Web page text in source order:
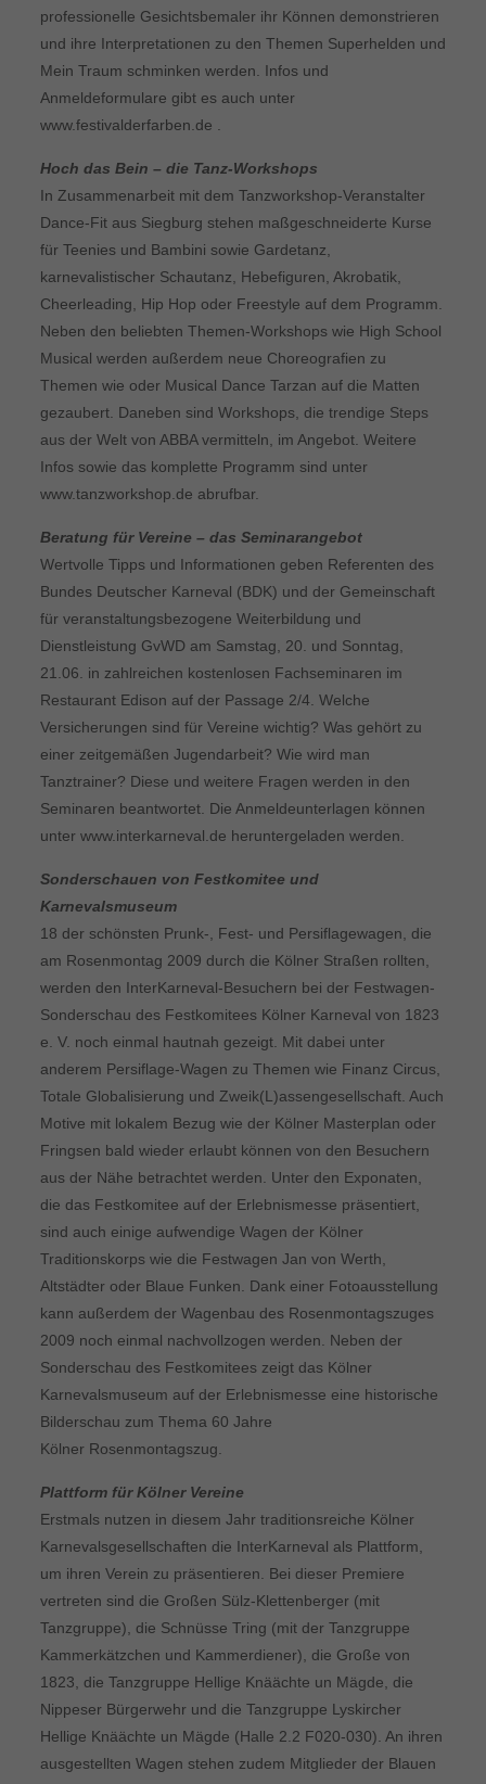
professionelle Gesichtsbemaler ihr Können demonstrieren
und ihre Interpretationen zu den Themen Superhelden und
Mein Traum schminken werden. Infos und
Anmeldeformulare gibt es auch unter
www.festivalderfarben.de .
Hoch das Bein – die Tanz-Workshops
In Zusammenarbeit mit dem Tanzworkshop-Veranstalter
Dance-Fit aus Siegburg stehen maßgeschneiderte Kurse
für Teenies und Bambini sowie Gardetanz,
karnevalistischer Schautanz, Hebefiguren, Akrobatik,
Cheerleading, Hip Hop oder Freestyle auf dem Programm.
Neben den beliebten Themen-Workshops wie High School
Musical werden außerdem neue Choreografien zu
Themen wie oder Musical Dance Tarzan auf die Matten
gezaubert. Daneben sind Workshops, die trendige Steps
aus der Welt von ABBA vermitteln, im Angebot. Weitere
Infos sowie das komplette Programm sind unter
www.tanzworkshop.de abrufbar.
Beratung für Vereine – das Seminarangebot
Wertvolle Tipps und Informationen geben Referenten des
Bundes Deutscher Karneval (BDK) und der Gemeinschaft
für veranstaltungsbezogene Weiterbildung und
Dienstleistung GvWD am Samstag, 20. und Sonntag,
21.06. in zahlreichen kostenlosen Fachseminaren im
Restaurant Edison auf der Passage 2/4. Welche
Versicherungen sind für Vereine wichtig? Was gehört zu
einer zeitgemäßen Jugendarbeit? Wie wird man
Tanztrainer? Diese und weitere Fragen werden in den
Seminaren beantwortet. Die Anmeldeunterlagen können
unter www.interkarneval.de heruntergeladen werden.
Sonderschauen von Festkomitee und
Karnevalsmuseum
18 der schönsten Prunk-, Fest- und Persiflagewagen, die
am Rosenmontag 2009 durch die Kölner Straßen rollten,
werden den InterKarneval-Besuchern bei der Festwagen-
Sonderschau des Festkomitees Kölner Karneval von 1823
e. V. noch einmal hautnah gezeigt. Mit dabei unter
anderem Persiflage-Wagen zu Themen wie Finanz Circus,
Totale Globalisierung und Zweik(L)assengesellschaft. Auch
Motive mit lokalem Bezug wie der Kölner Masterplan oder
Fringsen bald wieder erlaubt können von den Besuchern
aus der Nähe betrachtet werden. Unter den Exponaten,
die das Festkomitee auf der Erlebnismesse präsentiert,
sind auch einige aufwendige Wagen der Kölner
Traditionskorps wie die Festwagen Jan von Werth,
Altstädter oder Blaue Funken. Dank einer Fotoausstellung
kann außerdem der Wagenbau des Rosenmontagszuges
2009 noch einmal nachvollzogen werden. Neben der
Sonderschau des Festkomitees zeigt das Kölner
Karnevalsmuseum auf der Erlebnismesse eine historische
Bilderschau zum Thema 60 Jahre
Kölner Rosenmontagszug.
Plattform für Kölner Vereine
Erstmals nutzen in diesem Jahr traditionsreiche Kölner
Karnevalsgesellschaften die InterKarneval als Plattform,
um ihren Verein zu präsentieren. Bei dieser Premiere
vertreten sind die Großen Sülz-Klettenberger (mit
Tanzgruppe), die Schnüsse Tring (mit der Tanzgruppe
Kammerkätzchen und Kammerdiener), die Große von
1823, die Tanzgruppe Hellige Knäächte un Mägde, die
Nippeser Bürgerwehr und die Tanzgruppe Lyskircher
Hellige Knäächte un Mägde (Halle 2.2 F020-030). An ihren
ausgestellten Wagen stehen zudem Mitglieder der Blauen